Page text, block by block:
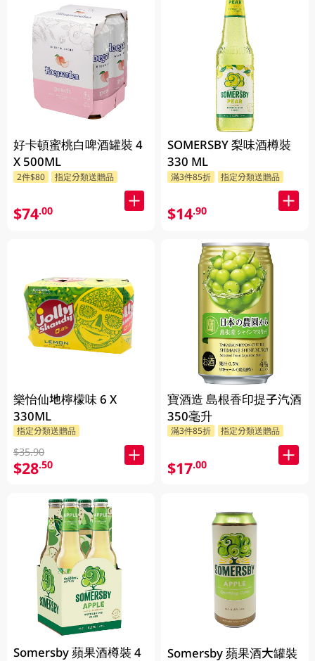
好卡頓蜜桃白啤酒罐裝 4
X 500ML
2件$80 指定分類送贈品
$74.00
樂怡仙地檸檬味 6 X
330ML
指定分類送贈品
$35.90
$28.50
Somersby 蘋果酒樽裝 4
SOMERSBY 梨味酒樽裝
330 ML
滿3件85折 指定分類送贈品
$14.90
寶酒造 島根香印提子汽酒
350毫升
滿3件85折 指定分類送贈品
$17.00
Somersby 蘋果酒大罐裝